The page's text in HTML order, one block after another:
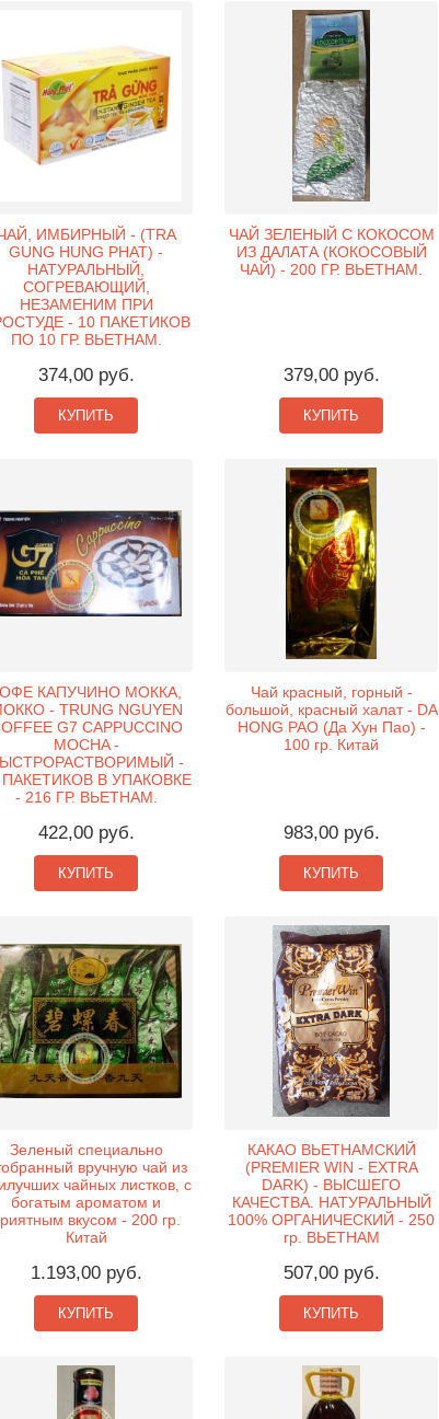
ИМБИРНЫЙ - (TRA
GUNG HUNG PHAT) -
НАТУРАЛЬНЫЙ,
СОГРЕВАЮЩИЙ,
НЕЗАМЕНИМ ПРИ
- 10 ПАКЕТИКОВ
ПО 10 ГР. ВЬЕТНАМ.
374,00 руб.
КУПИТЬ
ЧАЙ ЗЕЛЕНЫЙ С КОКОСОМ
ИЗ ДАЛАТА (КОКОСОВЫЙ
ЧАЙ) - 200 ГР. ВЬЕТНАМ.
379,00 руб.
КУПИТЬ
КАПУЧИНО МОККА,
- TRUNG NGUYEN
G7 CAPPUCCINO
MOCHA -
-
ПАКЕТИКОВ В УПАКОВКЕ
- 216 ГР. ВЬЕТНАМ.
422,00 руб.
КУПИТЬ
Чай красный, горный -
большой, красный халат - DA
HONG PAO (Да Хун Пао) -
100 гр. Китай
983,00 руб.
КУПИТЬ
Зеленый специально
вручную чай из
чайных листков, с
богатым ароматом и
вкусом - 200 гр.
Китай
1.193,00 руб.
КУПИТЬ
КАКАО ВЬЕТНАМСКИЙ
(PREMIER WIN - EXTRA
DARK) - ВЫСШЕГО
КАЧЕСТВА. НАТУРАЛЬНЫЙ
100% ОРГАНИЧЕСКИЙ - 250
гр. ВЬЕТНАМ
507,00 руб.
КУПИТЬ